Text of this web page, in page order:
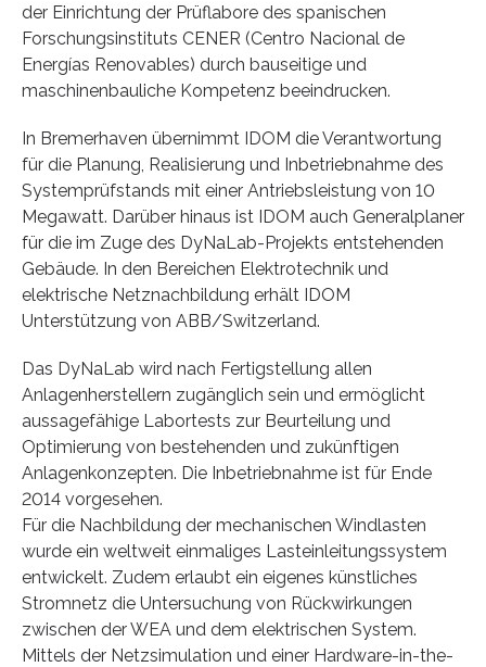
der Einrichtung der Prüflabore des spanischen
Forschungsinstituts CENER (Centro Nacional de
Energías Renovables) durch bauseitige und
maschinenbauliche Kompetenz beeindrucken.
In Bremerhaven übernimmt IDOM die Verantwortung
für die Planung, Realisierung und Inbetriebnahme des
Systemprüfstands mit einer Antriebsleistung von 10
Megawatt. Darüber hinaus ist IDOM auch Generalplaner
für die im Zuge des DyNaLab-Projekts entstehenden
Gebäude. In den Bereichen Elektrotechnik und
elektrische Netznachbildung erhält IDOM
Unterstützung von ABB/Switzerland.
Das DyNaLab wird nach Fertigstellung allen
Anlagenherstellern zugänglich sein und ermöglicht
aussagefähige Labortests zur Beurteilung und
Optimierung von bestehenden und zukünftigen
Anlagenkonzepten. Die Inbetriebnahme ist für Ende
2014 vorgesehen.
Für die Nachbildung der mechanischen Windlasten
wurde ein weltweit einmaliges Lasteinleitungssystem
entwickelt. Zudem erlaubt ein eigenes künstliches
Stromnetz die Untersuchung von Rückwirkungen
zwischen der WEA und dem elektrischen System.
Mittels der Netzsimulation und einer Hardware-in-the-